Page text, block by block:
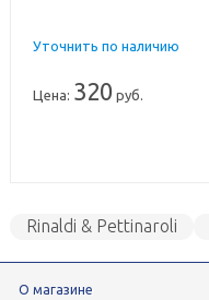
Уточнить по наличию
Цена: 320 руб.
Rinaldi & Pettinaroli
О магазине